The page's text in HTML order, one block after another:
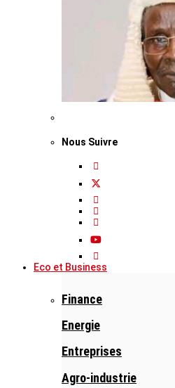
Nous Suivre
Eco et Business
Finance
Energie
Entreprises
Agro-industrie